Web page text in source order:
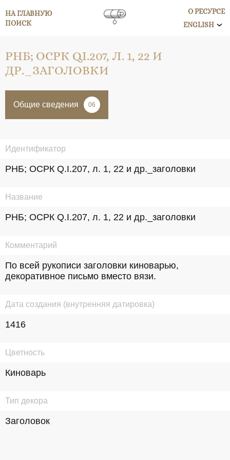
НА ГЛАВНУЮ
ПОИСК
О РЕСУРСЕ
ENGLISH
РНБ; ОСРК Q.I.207, Л. 1, 22 И
ДР._ЗАГОЛОВКИ
Общие сведения 06
Идентификатор
РНБ; ОСРК Q.I.207, л. 1, 22 и др._заголовки
Название
РНБ; ОСРК Q.I.207, л. 1, 22 и др._заголовки
Комментарий
По всей рукописи заголовки киноварью,
декоративное письмо вместо вязи.
Дата создания (внутренняя датировка)
1416
Цветность
Киноварь
Тип декора
Заголовок